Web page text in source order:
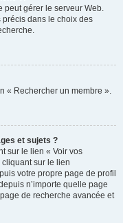
peut gérer le serveur Web.
dans le choix des
« Rechercher un membre ».
et sujets ?
sur le lien « Voir vos
sur le lien
votre propre page de profil
n’importe quelle page
de recherche avancée et